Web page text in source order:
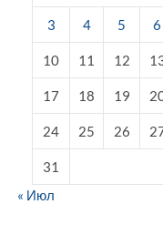
3 4 5 6
10 11 12
17 18 19
24 25 26
31
« Июл